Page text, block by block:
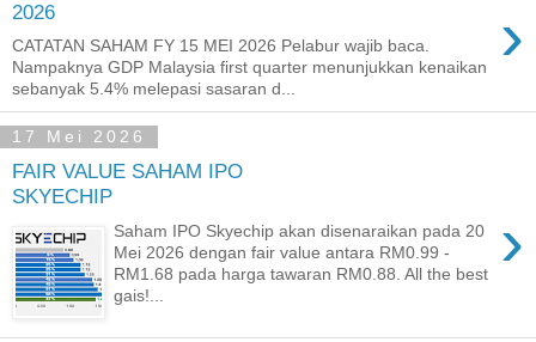
2026
›
CATATAN SAHAM FY 15 MEI 2026 Pelabur wajib baca.
Nampaknya GDP Malaysia first quarter menunjukkan kenaikan
sebanyak 5.4% melepasi sasaran d...
17 Mei 2026
FAIR VALUE SAHAM IPO
SKYECHIP
›
Saham IPO Skyechip akan disenaraikan pada 20
Mei 2026 dengan fair value antara RM0.99 -
RM1.68 pada harga tawaran RM0.88. All the best
gais!...